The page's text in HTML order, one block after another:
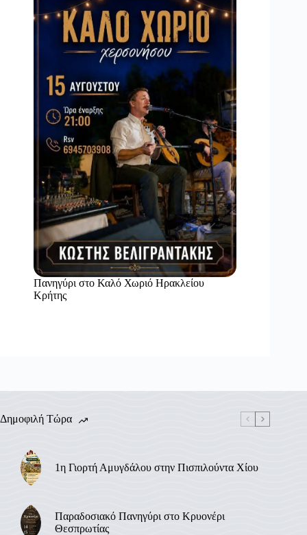
Πανηγύρι στο Καλό Χωριό Ηρακλείου
Κρήτης
Δημοφιλή Τώρα
1η Γιορτή Αμυγδάλου στην Πισπιλούντα Χίου
Παραδοσιακό Πανηγύρι στο Κρυονέρι
Θεσπρωτίας